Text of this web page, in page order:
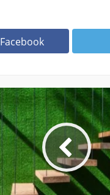
Facebook